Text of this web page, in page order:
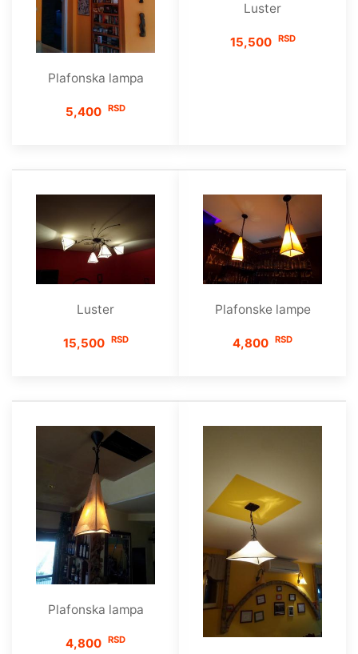
Plafonska lampa
5,400 RSD
Luster
15,500 RSD
Luster
15,500 RSD
Plafonske lampe
4,800 RSD
Plafonska lampa
4,800 RSD